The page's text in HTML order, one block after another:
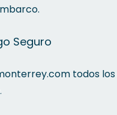
Seguro
todos los